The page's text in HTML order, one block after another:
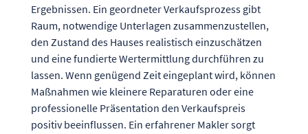
Ergebnissen. Ein geordneter Verkaufsprozess gibt
Raum, notwendige Unterlagen zusammenzustellen,
den Zustand des Hauses realistisch einzuschätzen
und eine fundierte Wertermittlung durchführen zu
lassen. Wenn genügend Zeit eingeplant wird, können
Maßnahmen wie kleinere Reparaturen oder eine
professionelle Präsentation den Verkaufspreis
positiv beeinflussen. Ein erfahrener Makler sorgt